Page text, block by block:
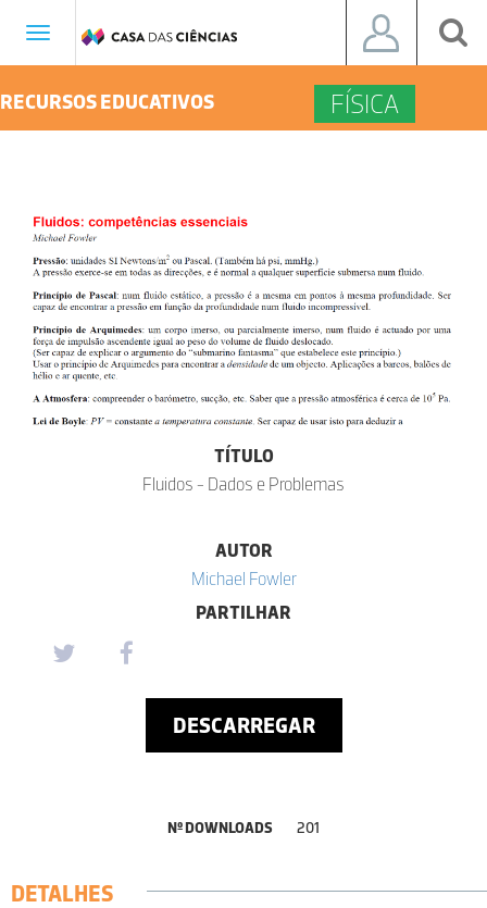
Toggle
RECURSOS EDUCATIVOS FÍSICA
TÍTULO
Fluidos - Dados e Problemas
AUTOR
Michael Fowler
PARTILHAR
DESCARREGAR
Nº DOWNLOADS 201
DETALHES